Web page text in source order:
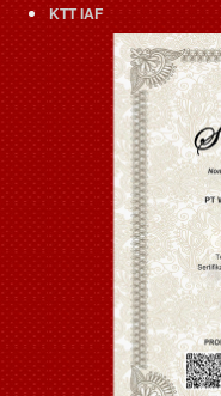
KTT IAF